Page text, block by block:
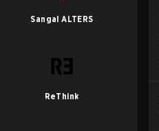
Sangal ALTERS
ReThink